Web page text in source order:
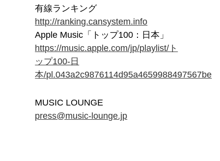
有線ランキング
http://ranking.cansystem.info
Apple Music「トップ100：日本」
https://music.apple.com/jp/playlist/ト
ップ100-日
本/pl.043a2c9876114d95a4659988497567be
MUSIC LOUNGE
press@music-lounge.jp